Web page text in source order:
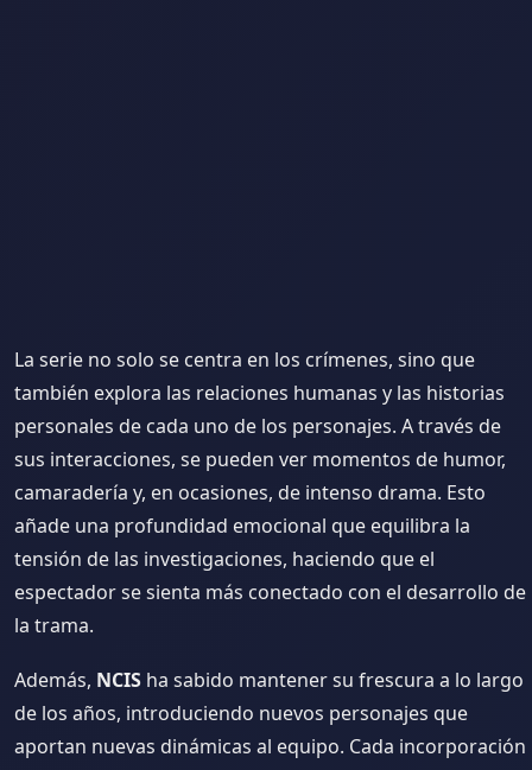
La serie no solo se centra en los crímenes, sino que
también explora las relaciones humanas y las historias
personales de cada uno de los personajes. A través de
sus interacciones, se pueden ver momentos de humor,
camaradería y, en ocasiones, de intenso drama. Esto
añade una profundidad emocional que equilibra la
tensión de las investigaciones, haciendo que el
espectador se sienta más conectado con el desarrollo de
la trama.
Además, NCIS ha sabido mantener su frescura a lo largo
de los años, introduciendo nuevos personajes que
aportan nuevas dinámicas al equipo. Cada incorporación